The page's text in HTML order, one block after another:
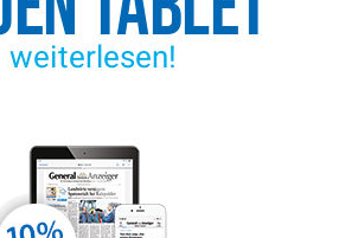
weiterlesen!